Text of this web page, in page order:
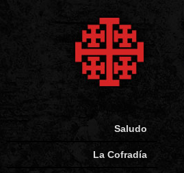
Saludo
La Cofradía